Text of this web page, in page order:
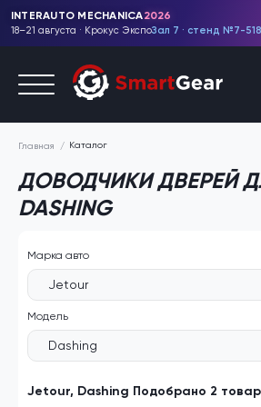
INTERAUTO MECHANICA2026
18–21 августа · Крокус ЭкспоЗал 7 · стенд №7-518
Главная Каталог
ДОВОДЧИКИ ДВЕРЕЙ
DASHING
Марка авто
Jetour
Модель
Dashing
Jetour, Dashing Подобрано 2